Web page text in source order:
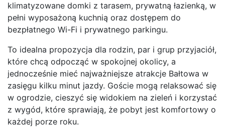
klimatyzowane domki z tarasem, prywatną łazienką, w
pełni wyposażoną kuchnią oraz dostępem do
bezpłatnego Wi-Fi i prywatnego parkingu.
To idealna propozycja dla rodzin, par i grup przyjaciół,
które chcą odpocząć w spokojnej okolicy, a
jednocześnie mieć najważniejsze atrakcje Bałtowa w
zasięgu kilku minut jazdy. Goście mogą relaksować się
w ogrodzie, cieszyć się widokiem na zieleń i korzystać
z wygód, które sprawiają, że pobyt jest komfortowy o
każdej porze roku.